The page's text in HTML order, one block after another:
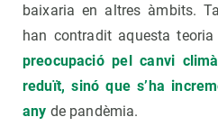
baixaria en altres àmbits.
han contradit aquesta
preocupació pel canvi
reduït, sinó que s’ha
any de pandèmia.